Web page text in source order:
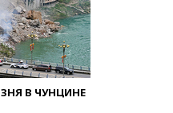
В ЧУНЦИНЕ